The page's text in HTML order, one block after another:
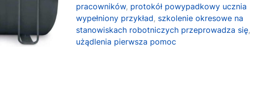
pracowników, protokół powypadkowy ucznia
wypełniony przykład, szkolenie okresowe na
stanowiskach robotniczych przeprowadza się,
użądlenia pierwsza pomoc